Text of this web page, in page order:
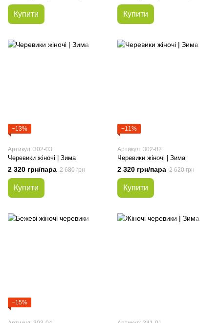
Купити Купити
−13%
Артикул: 302-03
Черевики жіночі | Зима
2 320 грн/пара 2 680 грн
Купити
−11%
Артикул: 302-02
Черевики жіночі | Зима
2 320 грн/пара 2 620 грн
Купити
−15%